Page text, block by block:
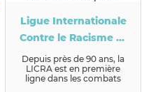
Ligue Internationale
Contre le Racisme et
l'Antisémitisme
Depuis près de 90 ans, la
LICRA est en première
ligne dans les combats